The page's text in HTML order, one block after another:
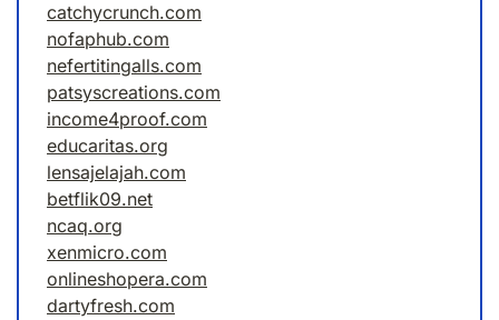
catchycrunch.com
nofaphub.com
nefertitingalls.com
patsyscreations.com
income4proof.com
educaritas.org
lensajelajah.com
betflik09.net
ncaq.org
xenmicro.com
onlineshopera.com
dartyfresh.com